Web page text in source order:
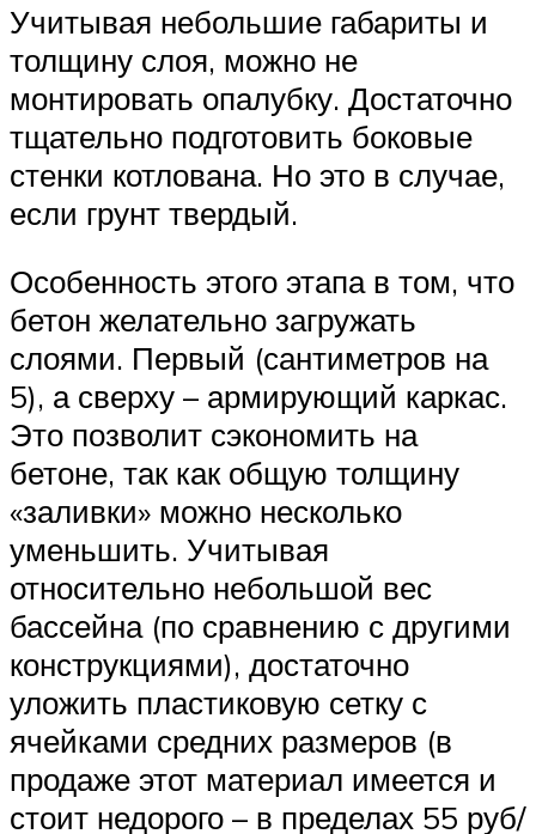
Учитывая небольшие габариты и
толщину слоя, можно не
монтировать опалубку. Достаточно
тщательно подготовить боковые
стенки котлована. Но это в случае,
если грунт твердый.
Особенность этого этапа в том, что
бетон желательно загружать
слоями. Первый (сантиметров на
5), а сверху – армирующий каркас.
Это позволит сэкономить на
бетоне, так как общую толщину
«заливки» можно несколько
уменьшить. Учитывая
относительно небольшой вес
бассейна (по сравнению с другими
конструкциями), достаточно
уложить пластиковую сетку с
ячейками средних размеров (в
продаже этот материал имеется и
стоит недорого – в пределах 55 руб/